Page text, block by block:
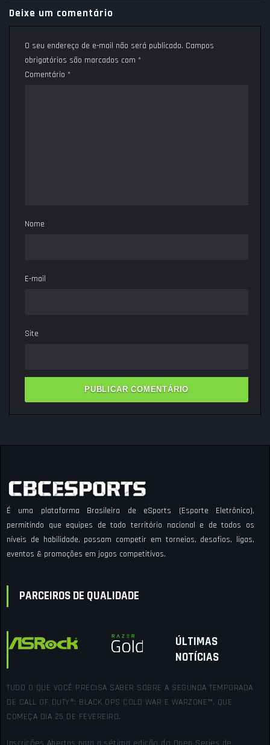
Deixe um comentário
O seu endereço de e-mail não será publicado. Campos
obrigatórios são marcados com *
Comentário *
Nome
E-mail
Site
É uma plataforma Brasileira de eSports (Esporte Eletrônico),
permitindo que equipes de todo território nacional e de todos os
níveis de habilidade, possam competir em torneios, desafios, ligas,
eventos & promoções em jogos competitivos.
PARCEIROS DE QUALIDADE
ÚLTIMAS
NOTÍCIAS
TUDO O QUE VOCÊ PRECISA SABER SOBRE A SEGUNDA TEMPORADA
DE CALL OF DUTY®: BLACK OPS COLD WAR E WARZONE™, QUE
COMEÇA DIA 25 DE FEVEREIRO.